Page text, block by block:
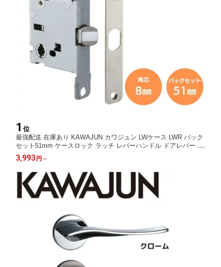
1 位
最強配送 在庫あり KAWAJUN カワジュン LWケース LWR バック
セット51mm ケースロック ラッチ レバーハンドル ドアレバー ド
アノブ 交換 修理 取替 部品 取っ手 取手 つまみ ドアハンドル 引
き出し 扉 おしゃれ 河淳 LWシリーズ
3,993 円 ～